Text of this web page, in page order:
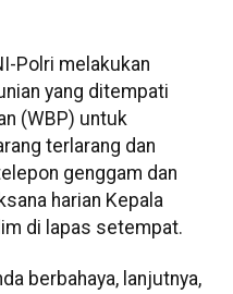
Polri melakukan
yang ditempati
(WBP) untuk
terlarang dan
genggam dan
harian Kepala
di lapas setempat.
berbahaya, lanjutnya,